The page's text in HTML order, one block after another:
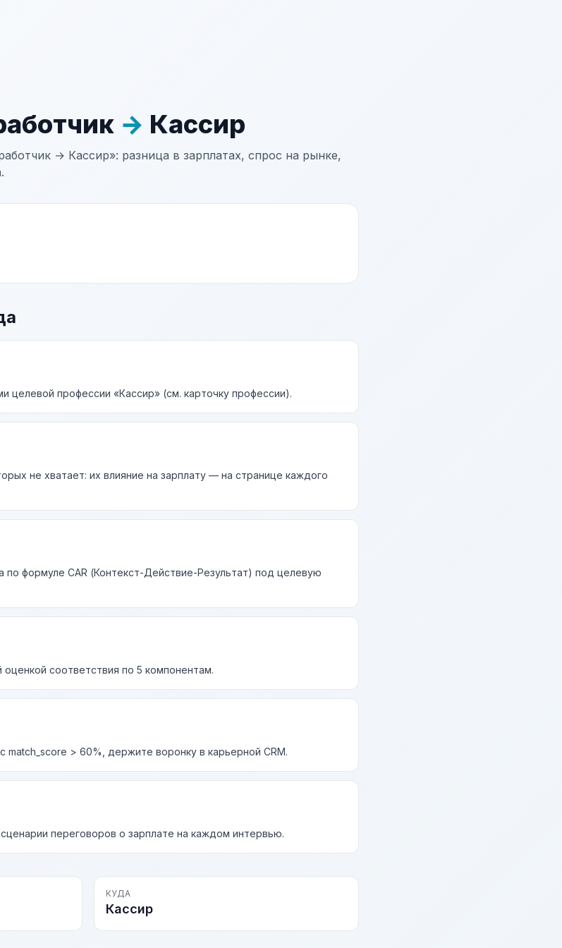
→ Кассир
→ Кассир»: разница в зарплатах, спрос на рынке,
целевой профессии «Кассир» (см. карточку профессии).
не хватает: их влияние на зарплату — на странице каждого
формуле CAR (Контекст-Действие-Результат) под целевую
соответствия по 5 компонентам.
match_score > 60%, держите воронку в карьерной CRM.
переговоров о зарплате на каждом интервью.
КУДА
Кассир